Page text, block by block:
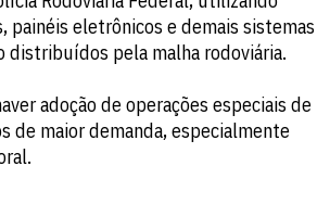
painéis eletrônicos e demais sistemas
distribuídos pela malha rodoviária.
adoção de operações especiais de
de maior demanda, especialmente